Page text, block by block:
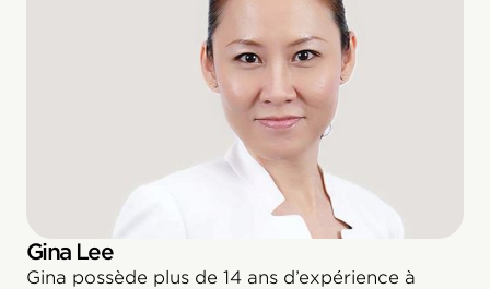
Gina Lee
Gina possède plus de 14 ans d’expérience à